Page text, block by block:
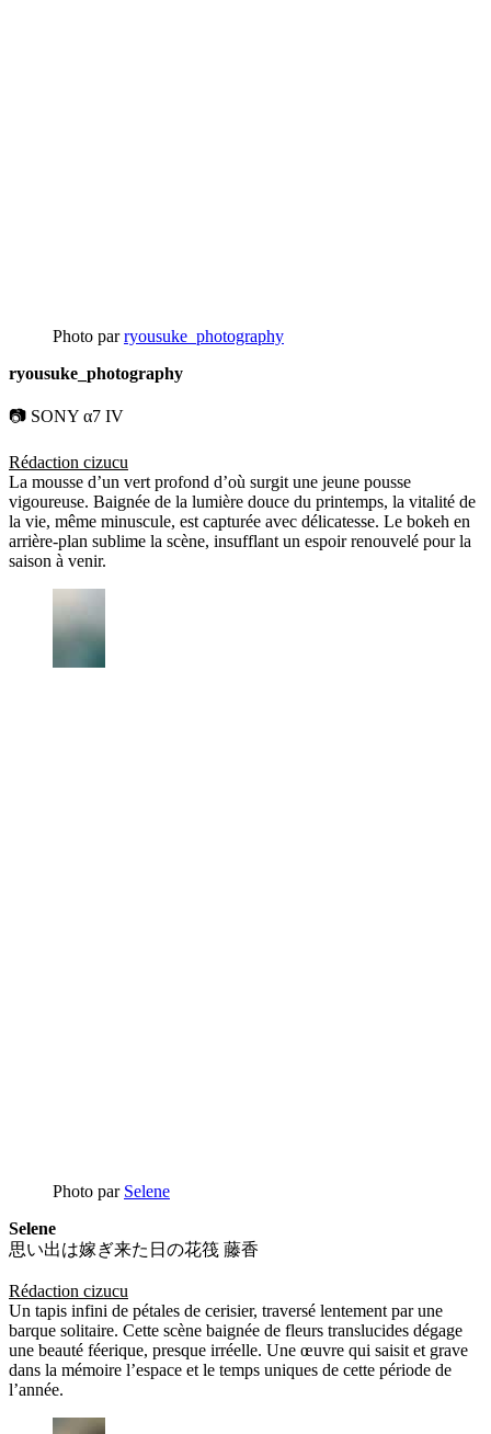
Photo parryousuke_photography
ryousuke_photography
📷 SONY α7 IV
Rédaction cizucu
La mousse d’un vert profond d’où surgit une jeune pousse
vigoureuse. Baignée de la lumière douce du printemps, la vitalité de
la vie, même minuscule, est capturée avec délicatesse. Le bokeh en
arrière-plan sublime la scène, insufflant un espoir renouvelé pour la
saison à venir.
Photo par Selene
Selene
思い出は嫁ぎ来た日の花筏 藤香
Rédaction cizucu
Un tapis infini de pétales de cerisier, traversé lentement par une
barque solitaire. Cette scène baignée de fleurs translucides dégage
une beauté féerique, presque irréelle. Une œuvre qui saisit et grave
dans la mémoire l’espace et le temps uniques de cette période de
l’année.